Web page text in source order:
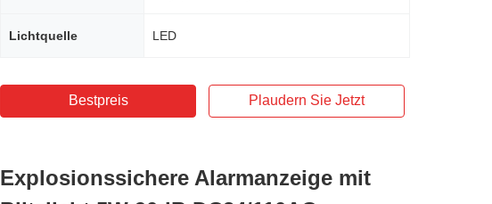
Lichtquelle LED
Bestpreis Plaudern Sie Jetzt
Explosionssichere Alarmanzeige mit